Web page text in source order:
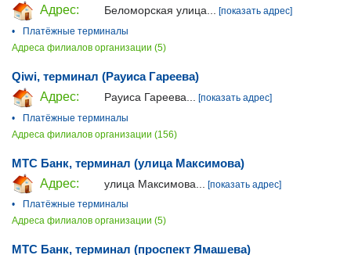
Адрес:
Беломорская улица...
[показать адрес]
•
Платёжные терминалы
Адреса филиалов организации (5)
Qiwi, терминал (Рауиса Гареева)
Адрес:
Рауиса Гареева...
[показать адрес]
•
Платёжные терминалы
Адреса филиалов организации (156)
МТС Банк, терминал (улица Максимова)
Адрес:
улица Максимова...
[показать адрес]
•
Платёжные терминалы
Адреса филиалов организации (5)
МТС Банк, терминал (проспект Ямашева)